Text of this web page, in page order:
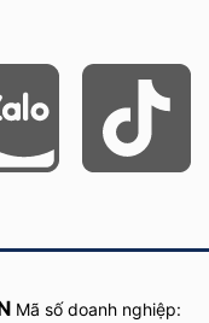
Mã số doanh nghiệp: